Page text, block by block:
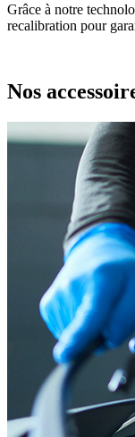
Grâce à notre
recalibration pour
Nos